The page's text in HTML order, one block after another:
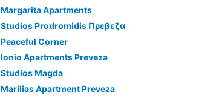
Margarita Apartments
Studios Prodromidis Πρεβεζα
Peaceful Corner
Ionio Apartments Preveza
Studios Magda
Marilias Apartment Preveza